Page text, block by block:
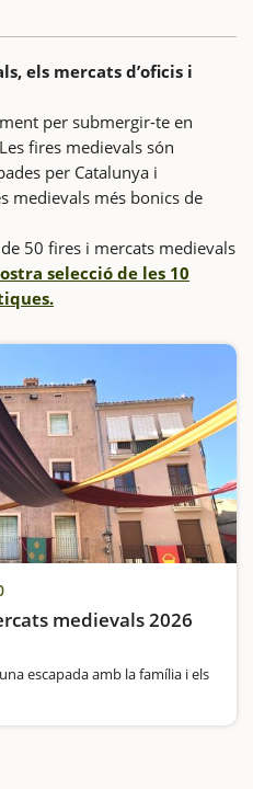
els mercats d’oficis i
per submergir-te en
fires medievals són
per Catalunya i
medievals més bonics de
50 fires i mercats medievals
selecció de les 10
medievals 2026
escapada amb la família i els